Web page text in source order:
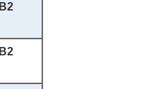
B2
B2